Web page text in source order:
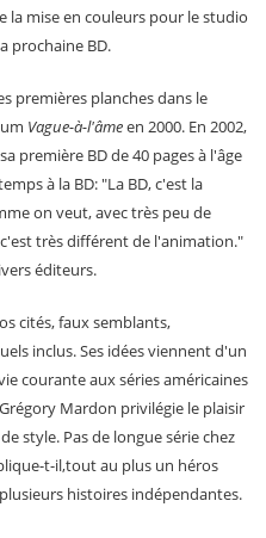
la mise en couleurs pour le studio
prochaine BD.
premières planches dans le
Vague-à-l'âmeen 2000. En 2002,
première BD de 40 pages à l'âge
à la BD: "La BD, c'est la
on veut, avec très peu de
très différent de l'animation."
éditeurs.
cités, faux semblants,
inclus. Ses idées viennent d'un
courante aux séries américaines
Mardon privilégie le plaisir
style. Pas de longue série chez
t-il,tout au plus un héros
histoires indépendantes.